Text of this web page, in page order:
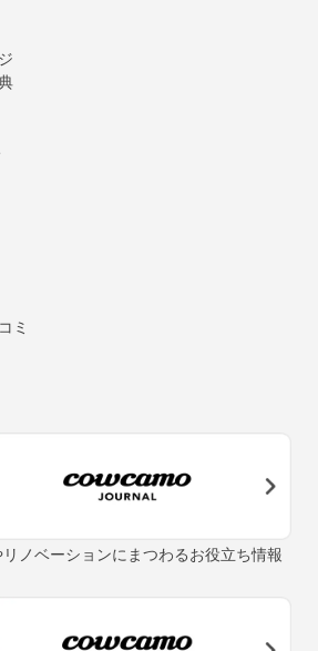
ミ
ノベーションにまつわるお役立ち情報